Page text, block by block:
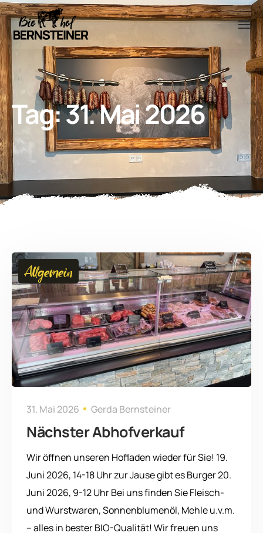
Tag:31. Mai 2026
Allgemein
31. Mai 2026 Gerda Bernsteiner
Nächster Abhofverkauf
Wir öffnen unseren Hofladen wieder für Sie! 19.
Juni 2026, 14-18 Uhr zur Jause gibt es Burger 20.
Juni 2026, 9-12 Uhr Bei uns finden Sie Fleisch-
und Wurstwaren, Sonnenblumenöl, Mehle u.v.m.
– alles in bester BIO-Qualität! Wir freuen uns